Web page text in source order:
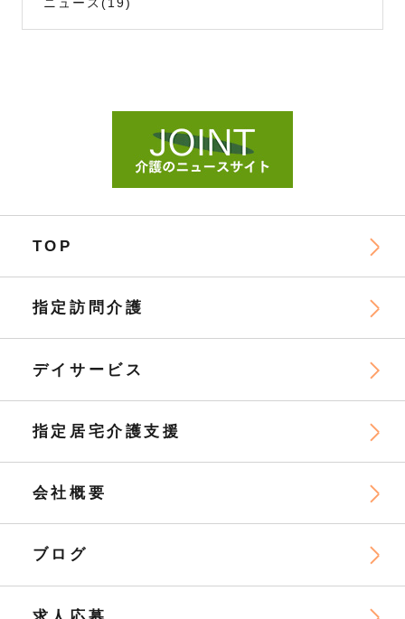
ニュース (19)
TOP
指定訪問介護
デイサービス
指定居宅介護支援
会社概要
ブログ